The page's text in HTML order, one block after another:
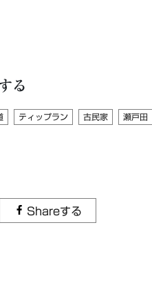
る
ティップラン 古民家 瀬戸田
Shareする